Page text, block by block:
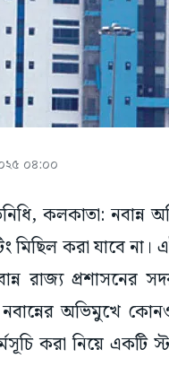
০৪:০০
কলকাতা: নবান্ন
মিছিল করা যাবে
রাজ্য
অভিমুখে
করা নিয়ে একটি